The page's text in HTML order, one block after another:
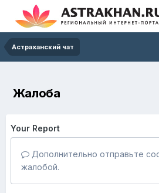
Астраханский чат
Жалоба
Your Report
Дополнительно отправьте
жалобой.